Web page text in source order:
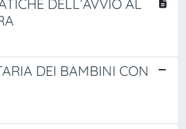
DELL’AVVIO AL
DEI BAMBINI CON